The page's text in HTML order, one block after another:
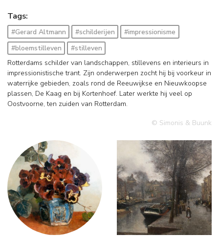
Tags:
#Gerard Altmann #schilderijen
#impressionisme
#bloemstilleven
#stilleven
Rotterdams schilder van landschappen, stillevens en interieurs in
impressionistische trant. Zijn onderwerpen zocht hij bij voorkeur in
waterrijke gebieden, zoals rond de Reeuwijkse en Nieuwkoopse
plassen, De Kaag en bij Kortenhoef. Later werkte hij veel op
Oostvoorne, ten zuiden van Rotterdam.
© Simonis & Buunk